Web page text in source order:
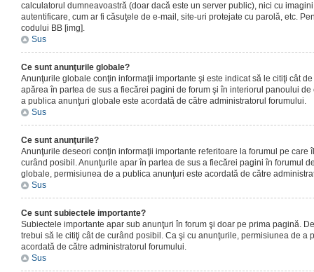
calculatorul dumneavoastră (doar dacă este un server public), nici cu
autentificare, cum ar fi căsuţele de e-mail, site-uri protejate cu parolă, etc.
codului BB [img].
Sus
Ce sunt anunţurile globale?
Anunţurile globale conţin informaţii importante şi este indicat să le citiţi cât
apărea în partea de sus a fiecărei pagini de forum şi în interiorul panoului
a publica anunţuri globale este acordată de către administratorul forumului.
Sus
Ce sunt anunţurile?
Anunţurile deseori conţin informaţii importante referitoare la forumul pe care
curând posibil. Anunţurile apar în partea de sus a fiecărei pagini în forumul
globale, permisiunea de a publica anunţuri este acordată de către
Sus
Ce sunt subiectele importante?
Subiectele importante apar sub anunţuri în forum şi doar pe prima pagină.
trebui să le citiţi cât de curând posibil. Ca şi cu anunţurile, permisiunea de a
acordată de către administratorul forumului.
Sus